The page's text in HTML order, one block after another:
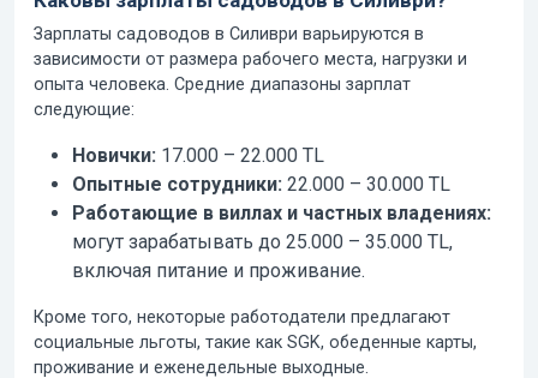
Зарплаты садоводов в Силиври варьируются в
зависимости от размера рабочего места, нагрузки и
опыта человека. Средние диапазоны зарплат
следующие:
Новички: 17.000 – 22.000 TL
Опытные сотрудники: 22.000 – 30.000 TL
Работающие в виллах и частных владениях:
могут зарабатывать до 25.000 – 35.000 TL,
включая питание и проживание.
Кроме того, некоторые работодатели предлагают
социальные льготы, такие как SGK, обеденные карты,
проживание и еженедельные выходные.